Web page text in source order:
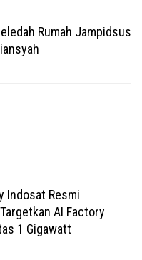
Rumah Jampidsus
Indosat Resmi
AI Factory
1 Gigawatt